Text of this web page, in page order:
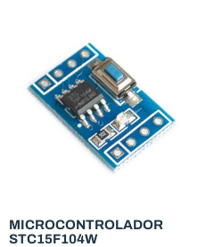
MICROCONTROLADOR
STC15F104W